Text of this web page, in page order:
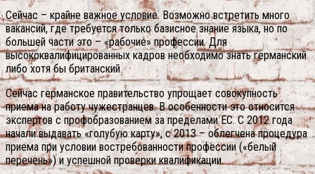
Сейчас – крайне важное условие. Возможно встретить много
вакансий, где требуется только базисное знание языка, но по
большей части это – «рабочие» профессии. Для
высококвалифицированных кадров необходимо знать германский
либо хотя бы британский.
Сейчас германское правительство упрощает совокупность
приема на работу чужестранцев. В особенности это относится
экспертов с профобразованием за пределами ЕС. С 2012 года
начали выдавать «голубую карту», с 2013 – облегчена процедура
приема при условии востребованности профессии («белый
перечень») и успешной проверки квалификации.